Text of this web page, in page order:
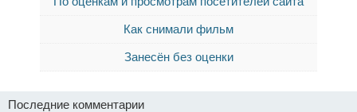
Как снимали фильм
Занесён без оценки
Последние комментарии